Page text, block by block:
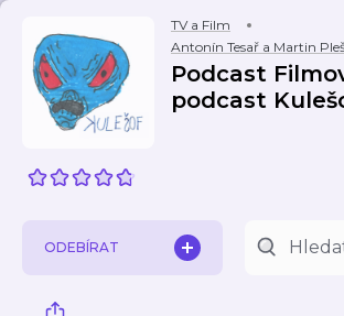
TV a Film
Antonín Tesař a Martin
Podcast
podcast
ODEBÍRAT